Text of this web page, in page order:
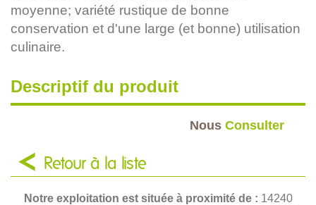
moyenne; variété rustique de bonne
conservation et d'une large (et bonne) utilisation
culinaire.
Descriptif du produit
Nous Consulter
Retour à la liste
Notre exploitation est située à proximité de : 14240